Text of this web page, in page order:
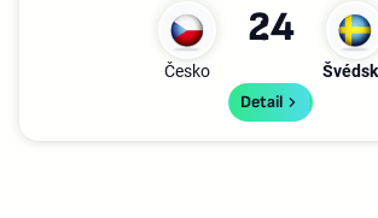
Česko
24
Detail